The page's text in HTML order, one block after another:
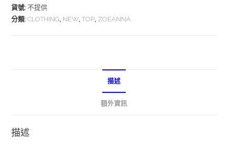
貨號:不提供
分類:CLOTHING, NEW,TOP, ZOEANNA
描述
額外資訊
描述